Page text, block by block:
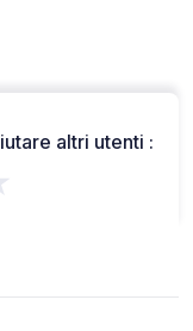
altri utenti :